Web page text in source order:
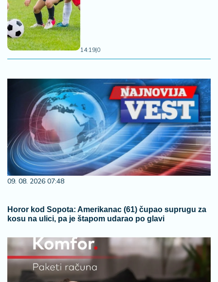
14:19|0
09. 08. 2026 07:48
Horor kod Sopota: Amerikanac (61) čupao suprugu za
kosu na ulici, pa je štapom udarao po glavi